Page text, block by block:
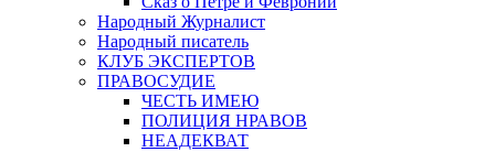
Народный Журналист
Народный писатель
КЛУБ ЭКСПЕРТОВ
ПРАВОСУДИЕ
ЧЕСТЬ ИМЕЮ
ПОЛИЦИЯ НРАВОВ
НЕАДЕКВАТ